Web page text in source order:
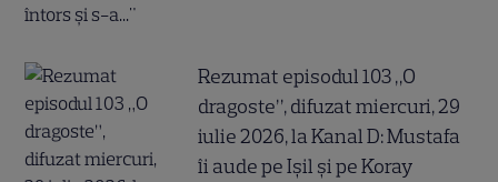
Rezumat episodul 103 „O
dragoste”, difuzat miercuri, 29
iulie 2026, la Kanal D: Mustafa
îi aude pe Ișil și pe Koray